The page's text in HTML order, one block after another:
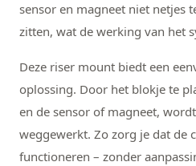
sensor en magneet niet netjes
zitten, wat de werking van het
Deze riser mount biedt een
oplossing. Door het blokje te
en de sensor of magneet,
weggewerkt. Zo zorg je dat de
functioneren – zonder